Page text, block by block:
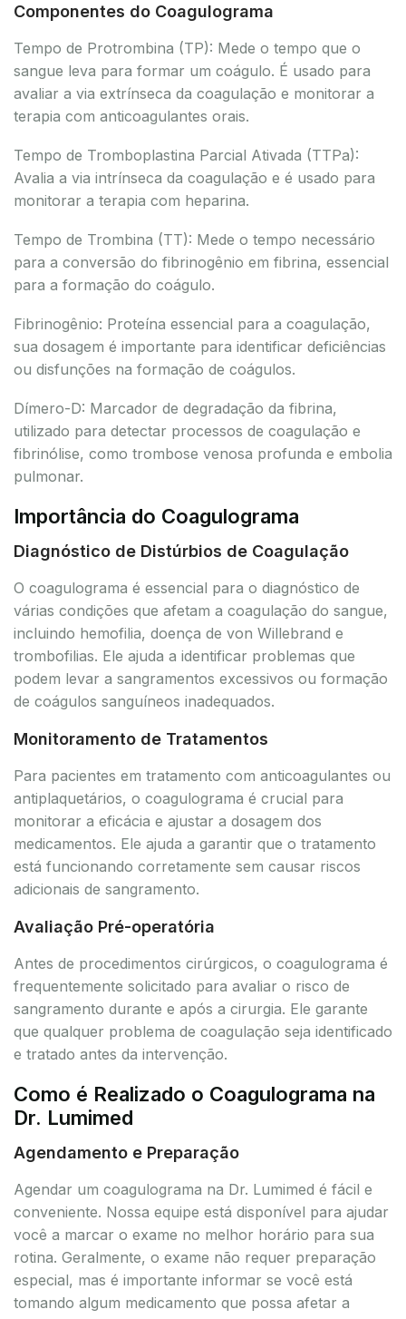
Componentes do Coagulograma
Tempo de Protrombina (TP): Mede o tempo que o
sangue leva para formar um coágulo. É usado para
avaliar a via extrínseca da coagulação e monitorar a
terapia com anticoagulantes orais.
Tempo de Tromboplastina Parcial Ativada (TTPa):
Avalia a via intrínseca da coagulação e é usado para
monitorar a terapia com heparina.
Tempo de Trombina (TT): Mede o tempo necessário
para a conversão do fibrinogênio em fibrina, essencial
para a formação do coágulo.
Fibrinogênio: Proteína essencial para a coagulação,
sua dosagem é importante para identificar deficiências
ou disfunções na formação de coágulos.
Dímero-D: Marcador de degradação da fibrina,
utilizado para detectar processos de coagulação e
fibrinólise, como trombose venosa profunda e embolia
pulmonar.
Importância do Coagulograma
Diagnóstico de Distúrbios de Coagulação
O coagulograma é essencial para o diagnóstico de
várias condições que afetam a coagulação do sangue,
incluindo hemofilia, doença de von Willebrand e
trombofilias. Ele ajuda a identificar problemas que
podem levar a sangramentos excessivos ou formação
de coágulos sanguíneos inadequados.
Monitoramento de Tratamentos
Para pacientes em tratamento com anticoagulantes ou
antiplaquetários, o coagulograma é crucial para
monitorar a eficácia e ajustar a dosagem dos
medicamentos. Ele ajuda a garantir que o tratamento
está funcionando corretamente sem causar riscos
adicionais de sangramento.
Avaliação Pré-operatória
Antes de procedimentos cirúrgicos, o coagulograma é
frequentemente solicitado para avaliar o risco de
sangramento durante e após a cirurgia. Ele garante
que qualquer problema de coagulação seja identificado
e tratado antes da intervenção.
Como é Realizado o Coagulograma na
Dr. Lumimed
Agendamento e Preparação
Agendar um coagulograma na Dr. Lumimed é fácil e
conveniente. Nossa equipe está disponível para ajudar
você a marcar o exame no melhor horário para sua
rotina. Geralmente, o exame não requer preparação
especial, mas é importante informar se você está
tomando algum medicamento que possa afetar a